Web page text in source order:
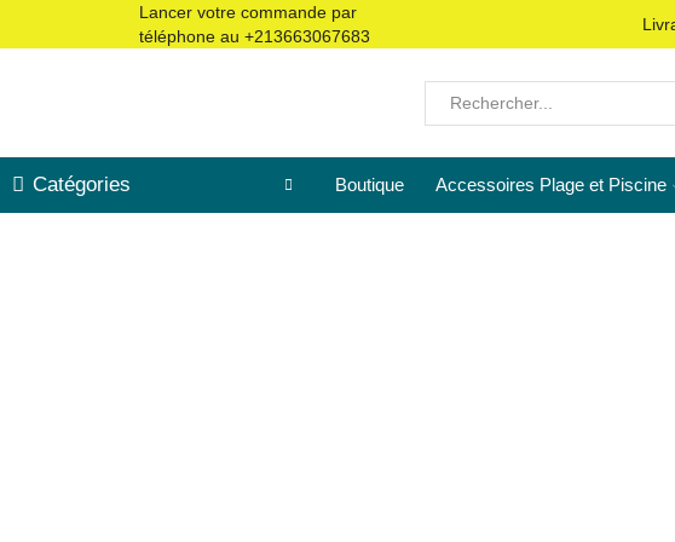
Lancer votre commande par
téléphone au +213663067683
Catégories Boutique Accessoires Plage et Piscine